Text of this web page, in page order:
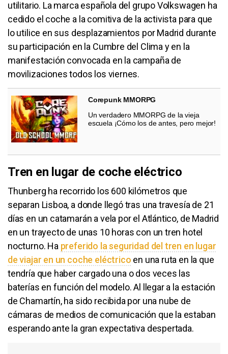
utilitario. La marca española del grupo Volkswagen ha
cedido el coche a la comitiva de la activista para que
lo utilice en sus desplazamientos por Madrid durante
su participación en la Cumbre del Clima y en la
manifestación convocada en la campaña de
movilizaciones todos los viernes.
Corepunk MMORPG
Un verdadero MMORPG de la vieja
escuela ¡Cómo los de antes, pero mejor!
Tren en lugar de coche eléctrico
Thunberg ha recorrido los 600 kilómetros que
separan Lisboa, a donde llegó tras una travesía de 21
días en un catamarán a vela por el Atlántico, de Madrid
en un trayecto de unas 10 horas con un tren hotel
nocturno. Ha preferido la seguridad del tren en lugar
de viajar en un coche eléctrico en una ruta en la que
tendría que haber cargado una o dos veces las
baterías en función del modelo. Al llegar a la estación
de Chamartín, ha sido recibida por una nube de
cámaras de medios de comunicación que la estaban
esperando ante la gran expectativa despertada.